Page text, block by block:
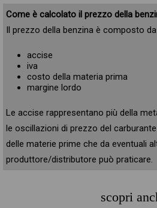
Come è calcolato il prezzo della
Il prezzo della benzina è composto
accise
iva
costo della materia prima
margine lordo
Le accise rappresentano più della
le oscillazioni di prezzo del
delle materie prime che da eventuali
produttore/distributore può praticare.
scopri